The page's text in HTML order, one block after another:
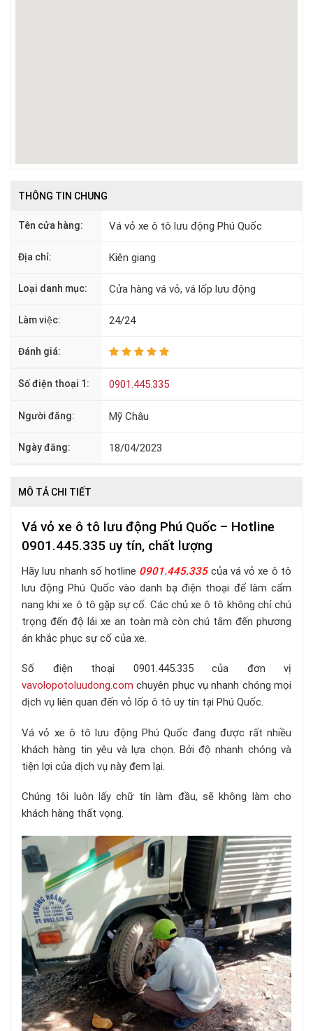
THÔNG TIN CHUNG
Tên cửa hàng: Vá vỏ xe ô tô lưu động Phú Quốc
Địa chỉ: Kiên giang
Loại danh mục: Cửa hàng vá vỏ, vá lốp lưu động
Làm việc: 24/24
Đánh giá:
Số điện thoại 1: 0901.445.335
Người đăng: Mỹ Châu
Ngày đăng: 18/04/2023
MÔ TẢ CHI TIẾT
Vá vỏ xe ô tô lưu động Phú Quốc – Hotline
0901.445.335 uy tín, chất lượng
Hãy lưu nhanh số hotline 0901.445.335 của vá vỏ xe ô tô
lưu động Phú Quốc vào danh bạ điện thoại để làm cẩm
nang khi xe ô tô gặp sự cố. Các chủ xe ô tô không chỉ chú
trọng đến độ lái xe an toàn mà còn chú tâm đến phương
án khắc phục sự cố của xe.
Số điện thoại 0901.445.335 của đơn vị
vavolopotoluudong.comchuyên phục vụ nhanh chóng mọi
dịch vụ liên quan đến vỏ lốp ô tô uy tín tại Phú Quốc.
Vá vỏ xe ô tô lưu động Phú Quốc đang được rất nhiều
khách hàng tin yêu và lựa chọn. Bởi độ nhanh chóng và
tiện lợi của dịch vụ này đem lại.
Chúng tôi luôn lấy chữ tín làm đầu, sẽ không làm cho
khách hàng thất vọng.